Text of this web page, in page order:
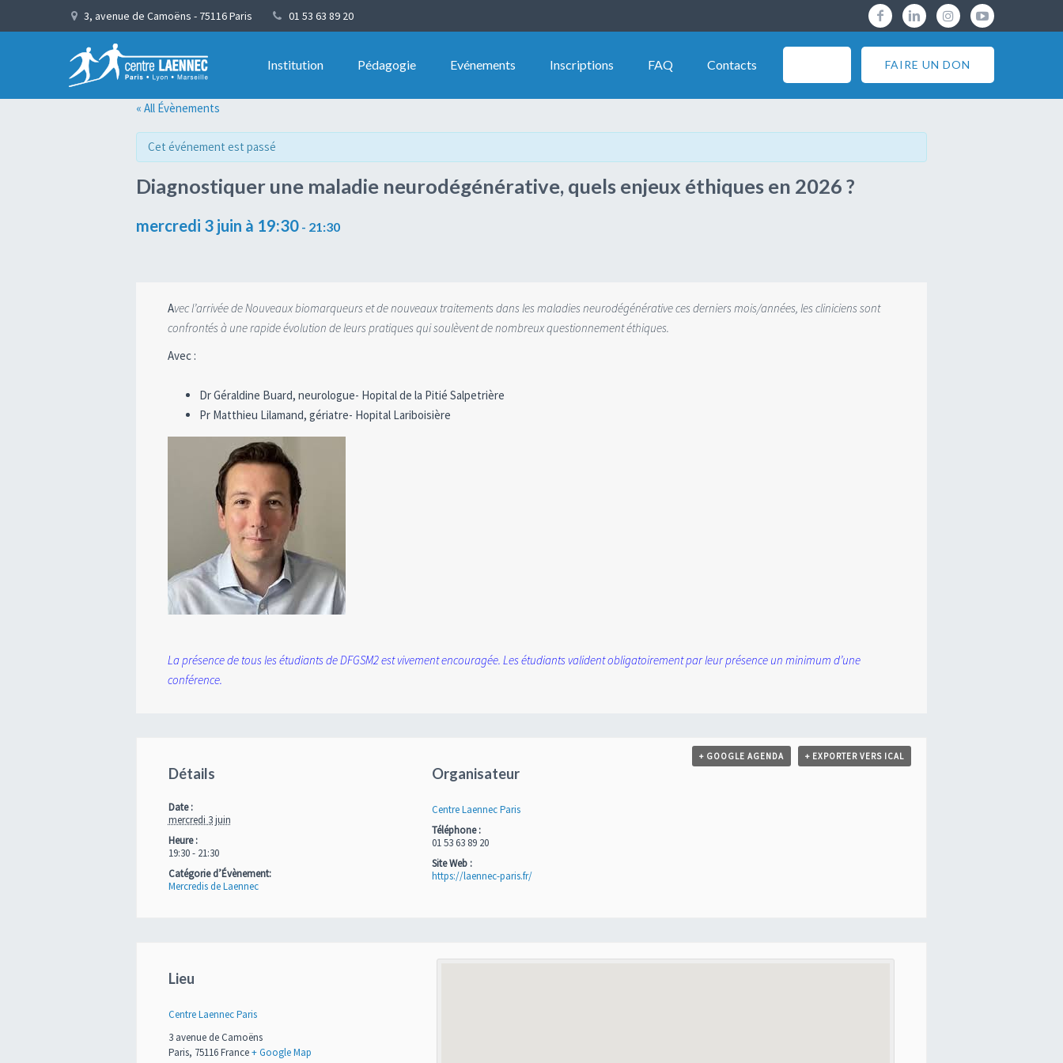
3, avenue de Camoëns - 75116 Paris 01 53 63 89 20
Institution Pédagogie Evénements Inscriptions FAQ Contacts FAIRE UN DON
« All Évènements
Cet événement est passé
Diagnostiquer une maladie neurodégénérative, quels enjeux éthiques en 2026 ?
mercredi 3 juin à 19:30 - 21:30
Évènement
Avec l’arrivée de Nouveaux biomarqueurs et de nouveaux traitements dans les maladies neurodégénérative ces derniers mois/années, les cliniciens sont
confrontés à une rapide évolution de leurs pratiques qui soulèvent de nombreux questionnement éthiques.
Avec :
Dr Géraldine Buard, neurologue- Hopital de la Pitié Salpetrière
Pr Matthieu Lilamand, gériatre- Hopital Lariboisière
La présence de tous les étudiants de DFGSM2 est vivement encouragée. Les étudiants valident obligatoirement par leur présence un minimum d’une
conférence.
+ GOOGLE AGENDA + EXPORTER VERS ICAL
Détails
Date :
mercredi 3 juin
Heure :
19:30 - 21:30
Catégorie d’Évènement:
Mercredis de Laennec
Organisateur
Centre Laennec Paris
Téléphone :
01 53 63 89 20
Site Web :
https://laennec-paris.fr/
Lieu
Centre Laennec Paris
3 avenue de Camoëns
Paris, 75116France+ Google Map